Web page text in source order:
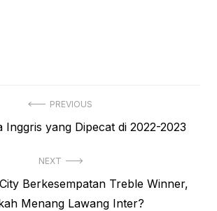
PREVIOUS
Inggris yang Dipecat di 2022-2023
NEXT
Berkesempatan Treble Winner,
Menang Lawang Inter?